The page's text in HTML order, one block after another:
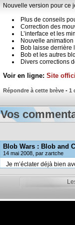
Nouvelle version pour ce
Plus de conseils
Correction des
L’interface et les
Nouvelle animation
Bob laisse derrière
Bob et les autres
Divers corrections
Voir en ligne: Site
Répondre à cette brève - 1
Vos
Blob Wars : Blob and
14 mai 2008, par zartche
Je m’éclater déjà bien